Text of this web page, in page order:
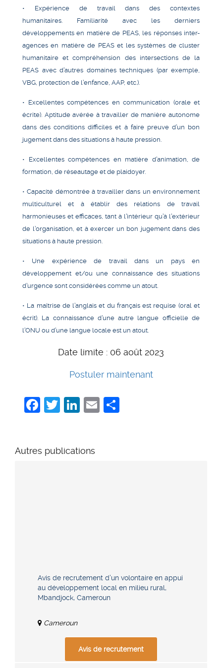
• Expérience de travail dans des contextes
humanitaires. Familiarité avec les derniers
développements en matière de PEAS, les réponses inter-
agences en matière de PEAS et les systèmes de cluster
humanitaire et compréhension des intersections de la
PEAS avec d’autres domaines techniques (par exemple,
VBG, protection de l’enfance, AAP, etc.).
• Excellentes compétences en communication (orale et
écrite). Aptitude avérée à travailler de manière autonome
dans des conditions difficiles et à faire preuve d’un bon
jugement dans des situations à haute pression.
• Excellentes compétences en matière d’animation, de
formation, de réseautage et de plaidoyer.
• Capacité démontrée à travailler dans un environnement
multiculturel et à établir des relations de travail
harmonieuses et efficaces, tant à l’intérieur qu’à l’extérieur
de l’organisation, et à exercer un bon jugement dans des
situations à haute pression.
• Une expérience de travail dans un pays en
développement et/ou une connaissance des situations
d’urgence sont considérées comme un atout.
• La maîtrise de l’anglais et du français est requise (oral et
écrit). La connaissance d’une autre langue officielle de
l’ONU ou d’une langue locale est un atout.
Date limite : 06 août 2023
Postuler maintenant
Facebook
Twitter
LinkedIn
Email
Autres publications
Avis de recrutement d’un volontaire en appui
au développement local en milieu rural,
Mbandjock, Cameroun
Cameroun
Avis de recrutement